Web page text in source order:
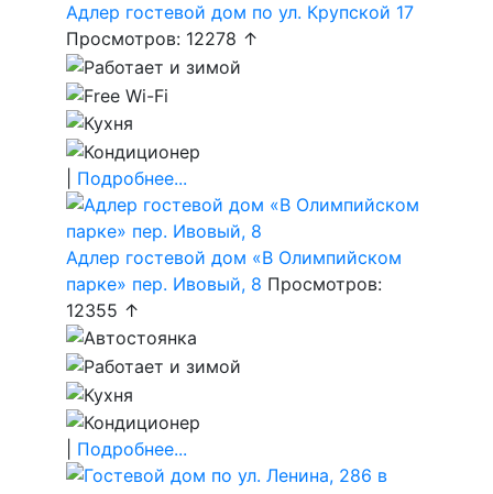
Адлер гостевой дом по ул. Крупской 17
Просмотров: 12278 ↑
Подробнее...
Адлер гостевой дом «В Олимпийском
парке» пер. Ивовый, 8 Просмотров:
12355 ↑
Подробнее...